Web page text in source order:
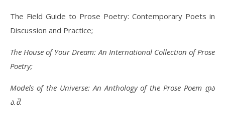
The Field Guide to Prose Poetry: Contemporary Poets in
Discussion and Practice;
The House of Your Dream: An International Collection of Prose
Poetry;
Models of the Universe: An Anthology of the Prose Poem და
ა.შ.